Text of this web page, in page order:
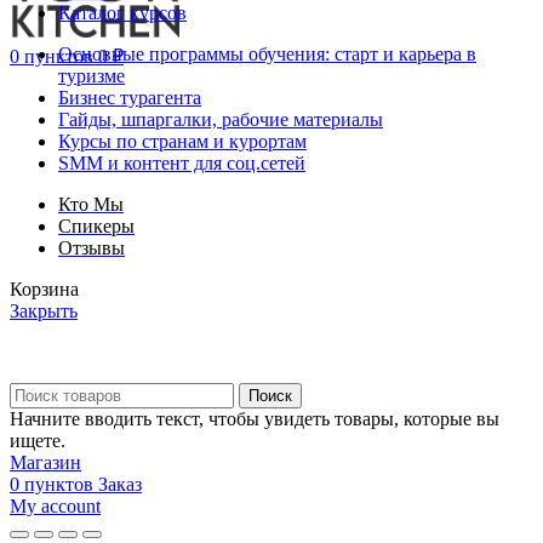
0 пунктов 0₽
Каталог курсов
Основные программы обучения: старт и карьера в
туризме
Бизнес турагента
Гайды, шпаргалки, рабочие материалы
Курсы по странам и курортам
SMM и контент для соц.сетей
Кто Мы
Спикеры
Отзывы
Корзина
Закрыть
Поиск
Начните вводить текст, чтобы увидеть товары, которые вы
ищете.
Магазин
0 пунктов Заказ
My account